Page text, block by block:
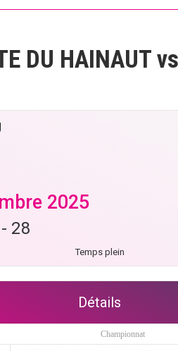
DU HAINAUT
2025
- 28
Temps plein
Détails
Championnat